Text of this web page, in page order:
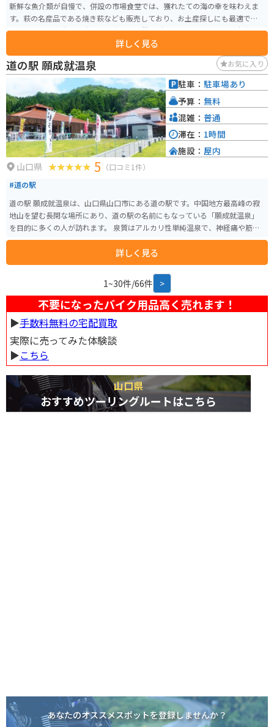
新鮮な魚介類が自慢で、併設の市場食堂では、獲れたての海の幸を味わえま
す。萩の名産品である焼き萩なども販売しており、お土産探しにも最適です。
バイクで訪れる際は、駐車場も広く、休憩場所としても最適です。日本海を
眺めながらのツーリングの休憩に、ぜひお立ち寄りください。新鮮な海の幸
と萩の風情を感じることができます。
詳しく見る
道の駅 願成就温泉 お気に入り
山口県 5 （口コミ1件）
#道の駅
道の駅 願成就温泉は、山口県山口市にある道の駅です。中国地方最高峰の寂
地山を望む長閑な場所にあり、道の駅の名前にもなっている「願成就温泉」
を目的に多くの人が訪れます。 泉質はアルカリ性単純温泉で、神経痛や筋肉
痛、関節痛などに効果があると言われています。露天風呂からは、四季折々
の美しい景色を眺めることができ、日頃の疲れを癒すのに最適です。 また、
地元の新鮮な野菜や果物を販売する直売所や、地元産の食材を使った料理を
提供するレストランもあり、ドライブの休憩に最適なスポットです。 バイク
で訪れる場合、駐車場も広く、駐輪スペースも確保されているため安心で
す。周辺には、緑豊かな山々が広がり、ツーリングにもおすすめのエリアで
す。 道の駅 願成就温泉を訪れた際には、温泉でゆっくりと疲れを癒し、地元
の美味しいものを味わってみてください。
詳しく見る
駐車： 駐車場あり
予算： 無料
混雑： 普通
滞在： 1時間
施設： 屋内
1~30件/66件 >
不要になったバイク用品高く売れます！
▶︎手数料無料の宅配買取
実際に売ってみた体験談
▶︎こちら
山口県
おすすめツーリングルートはこちら
あなたのオススメスポットを登録しませんか？